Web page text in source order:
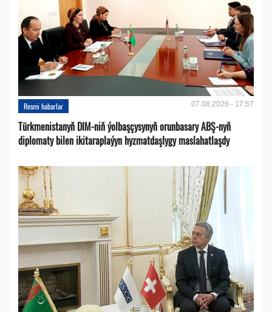
Resmi habarlar 07.08.2026 - 17:57
Türkmenistanyň DIM-niň ýolbaşçysynyň orunbasary ABŞ-nyň
diplomaty bilen ikitaraplaýyn hyzmatdaşlygy maslahatlaşdy